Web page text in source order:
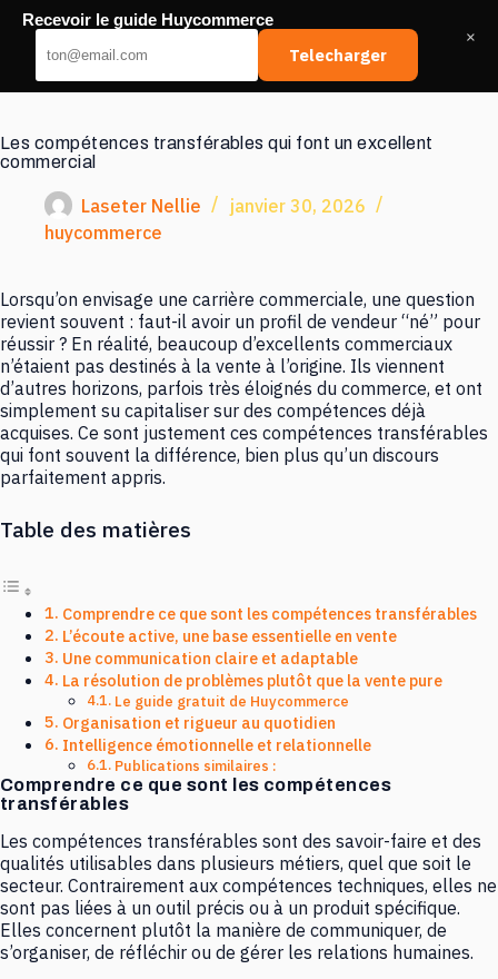
Passer
contenu
Les compétences transférables qui font un excellent
commercial
Laseter Nellie
janvier 30, 2026
huycommerce
Lorsqu’on envisage une carrière commerciale, une question
revient souvent : faut-il avoir un profil de vendeur “né” pour
réussir ? En réalité, beaucoup d’excellents commerciaux
n’étaient pas destinés à la vente à l’origine. Ils viennent
d’autres horizons, parfois très éloignés du commerce, et ont
simplement su capitaliser sur des compétences déjà
acquises. Ce sont justement ces compétences transférables
qui font souvent la différence, bien plus qu’un discours
parfaitement appris.
Table des matières
Comprendre ce que sont les compétences transférables
L’écoute active, une base essentielle en vente
Une communication claire et adaptable
La résolution de problèmes plutôt que la vente pure
Le guide gratuit de Huycommerce
Organisation et rigueur au quotidien
Intelligence émotionnelle et relationnelle
Publications similaires :
Comprendre ce que sont les compétences
transférables
Les compétences transférables sont des savoir-faire et des
qualités utilisables dans plusieurs métiers, quel que soit le
secteur. Contrairement aux compétences techniques, elles ne
sont pas liées à un outil précis ou à un produit spécifique.
Elles concernent plutôt la manière de communiquer, de
s’organiser, de réfléchir ou de gérer les relations humaines.
Recevoir le guide Huycommerce
Telecharger
×